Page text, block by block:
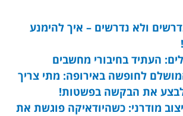
ולא נדרשים – איך להימנע
העתיד בחיבורי מחשבים
לחופשה באירופה: מתי צריך
לבצע את הבקשה בפשטות!
מודרני: כשהיודאיקה פוגשת את